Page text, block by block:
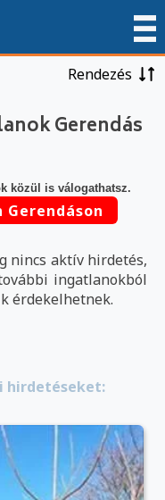
Rendezés
Gerendás
közül is válogathatsz.
nincs aktív hirdetés,
ingatlanokból
érdekelhetnek.
hirdetéseket: